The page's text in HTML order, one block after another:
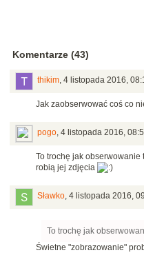
Komentarze (43)
thikim, 4 listopada 2016,
Jak zaobserwować coś co
pogo, 4 listopada 2016,
To trochę jak obserwowanie
robią jej zdjęcia
Sławko, 4 listopada 2016,
To trochę jak
Świetne "zobrazowanie"